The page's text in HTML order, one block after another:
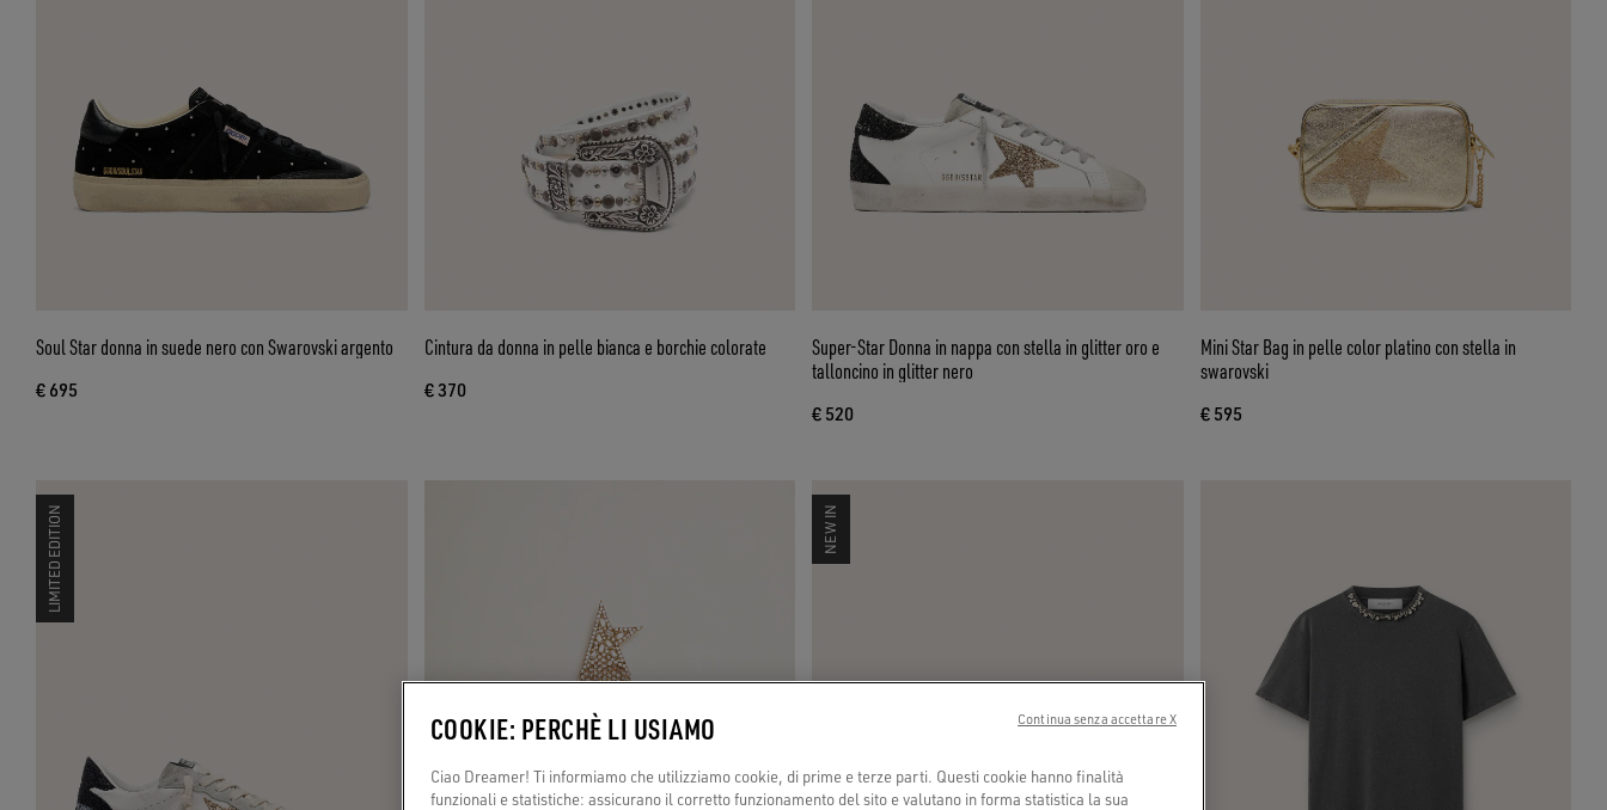
Soul Star donna in suede nero con Swarovski argento
€ 695
Cintura da donna in pelle bianca e borchie colorate
€ 370
Super-Star Donna in nappa con stella in glitter oro e
talloncino in glitter nero
€ 520
Mini Star Bag in pelle color platino con stella in
swarovski
€ 595
LIMITED EDITION NEW IN
COOKIE: PERCHÈ LI USIAMO
Ciao Dreamer! Ti informiamo che utilizziamo cookie, di prime e terze parti. Questi cookie hanno finalità
funzionali e statistiche: assicurano il corretto funzionamento del sito e valutano in forma statistica la sua
Continua senza accettare X